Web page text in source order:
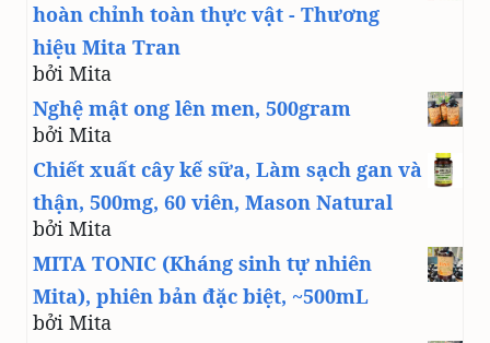
hoàn chỉnh toàn thực vật - Thương
hiệu Mita Tran
bởi Mita
Nghệ mật ong lên men, 500gram
bởi Mita
Chiết xuất cây kế sữa, Làm sạch gan và
thận, 500mg, 60 viên, Mason Natural
bởi Mita
MITA TONIC (Kháng sinh tự nhiên
Mita), phiên bản đặc biệt, ~500mL
bởi Mita